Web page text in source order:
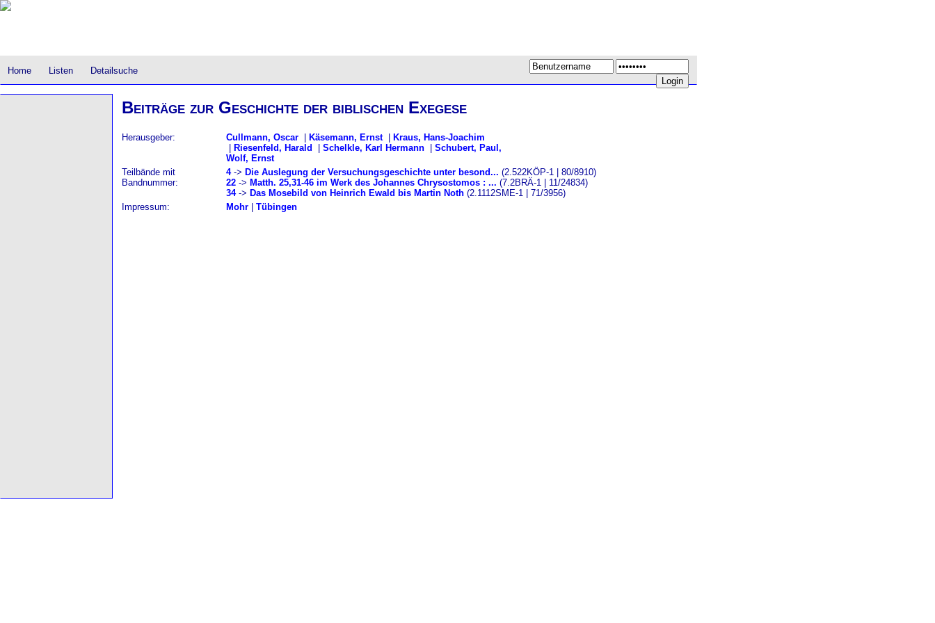
Home Listen Detailsuche
Beiträge zur Geschichte der biblischen Exegese
Herausgeber: Cullmann, Oscar Käsemann, Ernst|
Kraus, Hans-Joachim
Riesenfeld, Harald Schelkle, Karl Hermann
Schubert, Paul,
Wolf, Ernst
Teilbände mit
Bandnummer:
4-> Die Auslegung der Versuchungsgeschichte unter besond... (2.522KÖP-1 | 80/8910)
22 -> Matth. 25,31-46 im Werk des Johannes Chrysostomos : ... (7.2BRÄ-1 | 11/24834)
34-> Das Mosebild von Heinrich Ewald bis Martin Noth (2.1112SME-1 | 71/3956)
Impressum:
Mohr Tübingen